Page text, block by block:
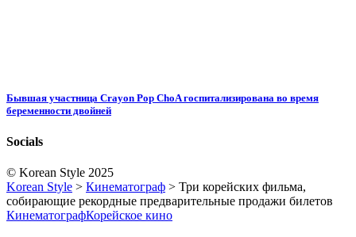
Бывшая участница Crayon Pop ChoA госпитализирована во время
беременности двойней
Socials
© Korean Style 2025
Korean Style > Кинематограф > Три корейских фильма,
собирающие рекордные предварительные продажи билетов
КинематографКорейское кино